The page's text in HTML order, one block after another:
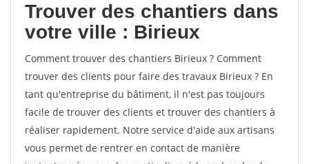
Trouver des chantiers dans
votre ville : Birieux
Comment trouver des chantiers Birieux ? Comment
trouver des clients pour faire des travaux Birieux ? En
tant qu'entreprise du bâtiment, il n'est pas toujours
facile de trouver des clients et trouver des chantiers à
réaliser rapidement. Notre service d'aide aux artisans
vous permet de rentrer en contact de manière